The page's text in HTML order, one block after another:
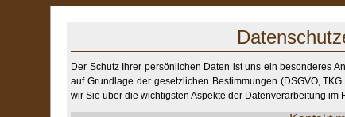
Der Schutz Ihrer persönlichen Daten ist uns ein besonderes
auf Grundlage der gesetzlichen Bestimmungen (DSGVO,
wir Sie über die wichtigsten Aspekte der Datenverarbeitung im